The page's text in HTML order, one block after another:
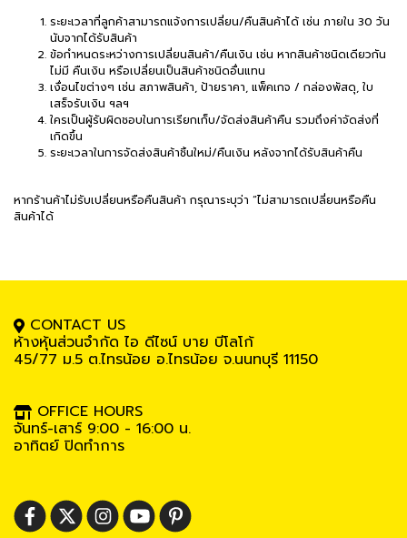
ระยะเวลาที่ลูกค้าสามารถแจ้งการเปลี่ยน/คืนสินค้าได้ เช่น ภายใน 30 วัน
นับจากได้รับสินค้า
ข้อกำหนดระหว่างการเปลี่ยนสินค้า/คืนเงิน เช่น หากสินค้าชนิดเดียวกัน
ไม่มี คืนเงิน หรือเปลี่ยนเป็นสินค้าชนิดอื่นแทน
เงื่อนไขต่างๆ เช่น สภาพสินค้า, ป้ายราคา, แพ็คเกจ / กล่องพัสดุ, ใบ
เสร็จรับเงิน ฯลฯ
ใครเป็นผู้รับผิดชอบในการเรียกเก็บ/จัดส่งสินค้าคืน รวมถึงค่าจัดส่งที่
เกิดขึ้น
ระยะเวลาในการจัดส่งสินค้าชิ้นใหม่/คืนเงิน หลังจากได้รับสินค้าคืน
หากร้านค้าไม่รับเปลี่ยนหรือคืนสินค้า กรุณาระบุว่า “ไม่สามารถเปลี่ยนหรือคืน
สินค้าได้
CONTACT US
ห้างหุ้นส่วนจำกัด ไอ ดีไซน์ บาย บีโลโก้
45/77 ม.5 ต.ไทรน้อย อ.ไทรน้อย จ.นนทบุรี 11150
OFFICE HOURS
จันทร์-เสาร์ 9:00 - 16:00 น.
อาทิตย์ ปิดทำการ